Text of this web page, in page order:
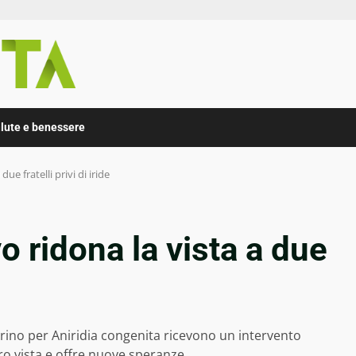
e benessere
fratelli privi di iride
ridona la vista a due
per Aniridia congenita ricevono un intervento